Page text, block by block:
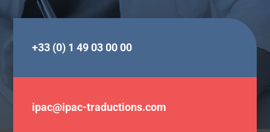
+33 (0) 1 49 03 00 00
ipac@ipac-traductions.com